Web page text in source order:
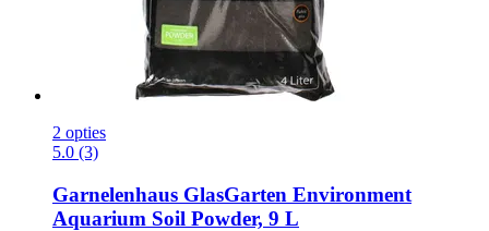
2 opties
5.0 (3)
Garnelenhaus GlasGarten Environment
Aquarium Soil Powder, 9 L